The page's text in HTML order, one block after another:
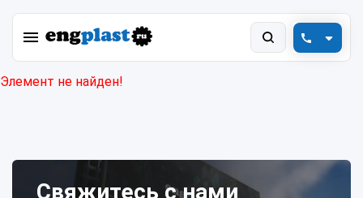
Элемент не найден!
Свяжитесь с нами